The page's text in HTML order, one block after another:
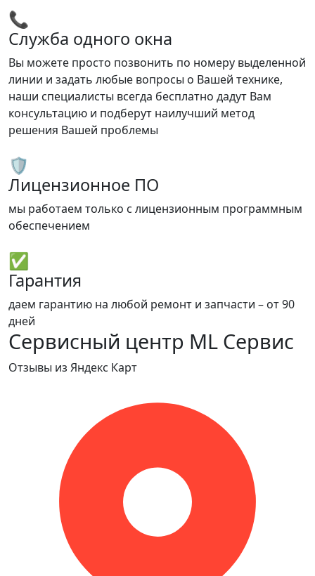
📞
Служба одного окна
Вы можете просто позвонить по номеру выделенной
линии и задать любые вопросы о Вашей технике,
наши специалисты всегда бесплатно дадут Вам
консультацию и подберут наилучший метод
решения Вашей проблемы
🛡️
Лицензионное ПО
мы работаем только с лицензионным программным
обеспечением
✅
Гарантия
даем гарантию на любой ремонт и запчасти – от 90
дней
Сервисный центр ML Сервис
Отзывы из Яндекс Карт